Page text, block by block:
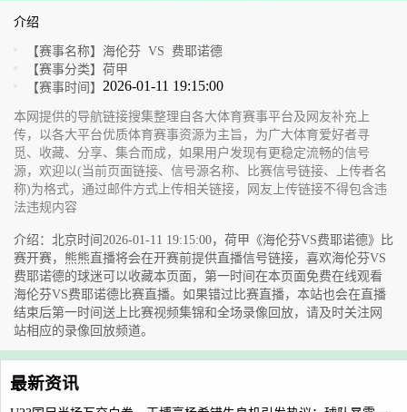
介绍
【赛事名称】 海伦芬 VS 费耶诺德
【赛事分类】 荷甲
【赛事时间】 2026-01-11 19:15:00
本网提供的导航链接搜集整理自各大体育赛事平台及网友补充上
传，以各大平台优质体育赛事资源为主旨，为广大体育爱好者寻
觅、收藏、分享、集合而成，如果用户发现有更稳定流畅的信号
源，欢迎以(当前页面链接、信号源名称、比赛信号链接、上传者名
称)为格式，通过邮件方式上传相关链接，网友上传链接不得包含违
法违规内容
介绍：北京时间2026-01-11 19:15:00，荷甲《海伦芬VS费耶诺德》比
赛开赛，熊熊直播将会在开赛前提供直播信号链接，喜欢海伦芬VS
费耶诺德的球迷可以收藏本页面，第一时间在本页面免费在线观看
海伦芬VS费耶诺德比赛直播。如果错过比赛直播，本站也会在直播
结束后第一时间送上比赛视频集锦和全场录像回放，请及时关注网
站相应的录像回放频道。
最新资讯